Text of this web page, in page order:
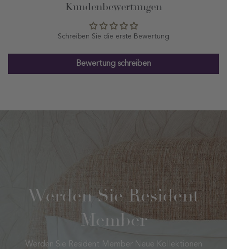
Kundenbewertungen
Schreiben Sie die erste Bewertung
Bewertung schreiben
Werden Sie Resident
Member
Werden Sie Resident Member Neue Kollektionen